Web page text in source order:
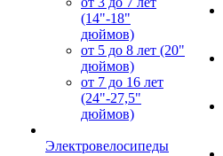
(14"-18"
дюймов)
от 5 до 8 лет (20"
дюймов)
от 7 до 16 лет
(24"-27,5"
дюймов)
Электровелосипеды